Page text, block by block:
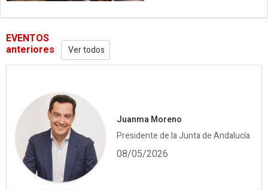
EVENTOS
anteriores Ver todos
Juanma Moreno
Presidente de la Junta de Andalucía
08/05/2026